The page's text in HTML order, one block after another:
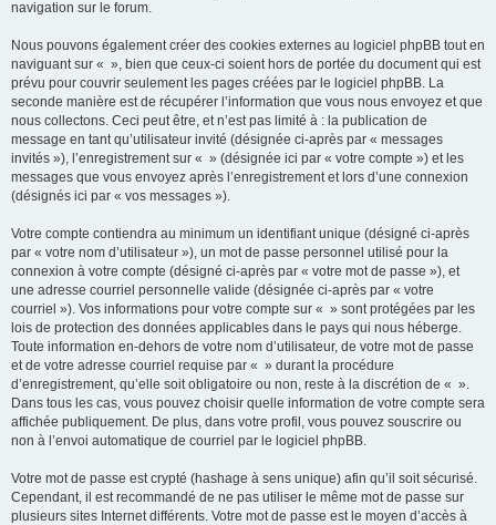
navigation sur le forum.
Nous pouvons également créer des cookies externes au logiciel phpBB tout en
naviguant sur « », bien que ceux-ci soient hors de portée du document qui est
prévu pour couvrir seulement les pages créées par le logiciel phpBB. La
seconde manière est de récupérer l’information que vous nous envoyez et que
nous collectons. Ceci peut être, et n’est pas limité à : la publication de
message en tant qu’utilisateur invité (désignée ci-après par « messages
invités »), l’enregistrement sur « » (désignée ici par « votre compte ») et les
messages que vous envoyez après l’enregistrement et lors d’une connexion
(désignés ici par « vos messages »).
Votre compte contiendra au minimum un identifiant unique (désigné ci-après
par « votre nom d’utilisateur »), un mot de passe personnel utilisé pour la
connexion à votre compte (désigné ci-après par « votre mot de passe »), et
une adresse courriel personnelle valide (désignée ci-après par « votre
courriel »). Vos informations pour votre compte sur « » sont protégées par les
lois de protection des données applicables dans le pays qui nous héberge.
Toute information en-dehors de votre nom d’utilisateur, de votre mot de passe
et de votre adresse courriel requise par « » durant la procédure
d’enregistrement, qu’elle soit obligatoire ou non, reste à la discrétion de « ».
Dans tous les cas, vous pouvez choisir quelle information de votre compte sera
affichée publiquement. De plus, dans votre profil, vous pouvez souscrire ou
non à l’envoi automatique de courriel par le logiciel phpBB.
Votre mot de passe est crypté (hashage à sens unique) afin qu’il soit sécurisé.
Cependant, il est recommandé de ne pas utiliser le même mot de passe sur
plusieurs sites Internet différents. Votre mot de passe est le moyen d’accès à